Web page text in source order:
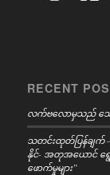
RECENT
လက်ဗလောမှသည် သေ
သတင်းထုတ်ပြန်ချက်
နိုင်- အတုအယောင် ရွေ
ဖောက်မှုများ”